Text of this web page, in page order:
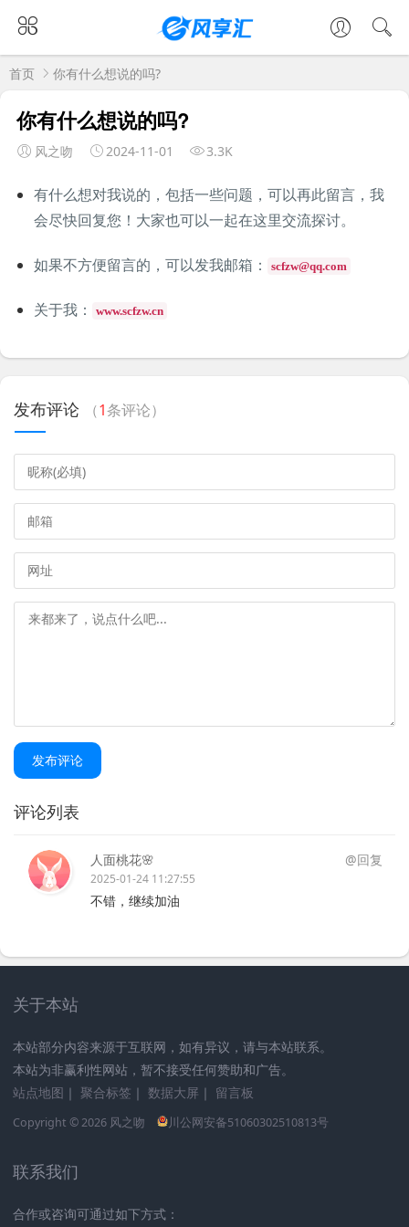
首页 你有什么想说的吗?
你有什么想说的吗?
风之吻 2024-11-01 3.3K
有什么想对我说的，包括一些问题，可以再此留言，我
会尽快回复您！大家也可以一起在这里交流探讨。
如果不方便留言的，可以发我邮箱： scfzw@qq.com
关于我： www.scfzw.cn
发布评论 （1条评论）
发布评论
评论列表
人面桃花🌸 @回复
2025-01-24 11:27:55
不错，继续加油
关于本站
本站部分内容来源于互联网，如有异议，请与本站联系。
本站为非赢利性网站，暂不接受任何赞助和广告。
站点地图 ｜ 聚合标签 ｜ 数据大屏 ｜ 留言板
Copyright © 2026 风之吻 川公网安备51060302510813号
联系我们
合作或咨询可通过如下方式：